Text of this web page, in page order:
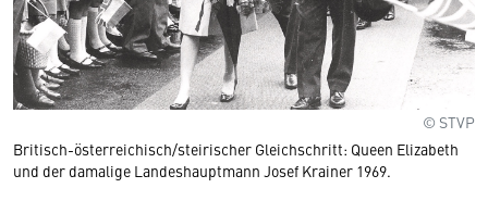
© STVP
Britisch-österreichisch/steirischer Gleichschritt: Queen Elizabeth
und der damalige Landeshauptmann Josef Krainer 1969.